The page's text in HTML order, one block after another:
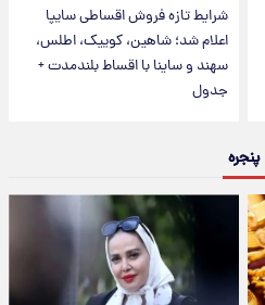
شرایط تازه فروش اقساطی سایپا
اعلام شد؛ شاهین، کوییک، اطلس،
سهند و ساینا با اقساط بلندمدت +
جدول
پنجره